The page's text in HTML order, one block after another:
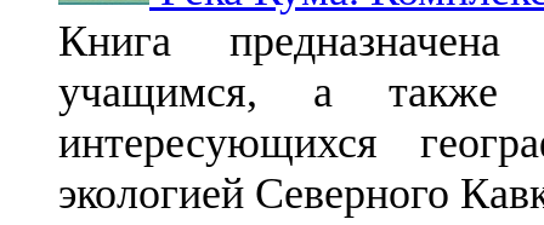
Книга
учащимся, а также
интересующихся
экологией Северного